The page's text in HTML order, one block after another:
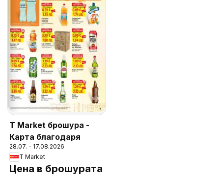
T Market брошура -
Карта благодаря
28.07. - 17.08.2026
T Market
Цена в брошурата